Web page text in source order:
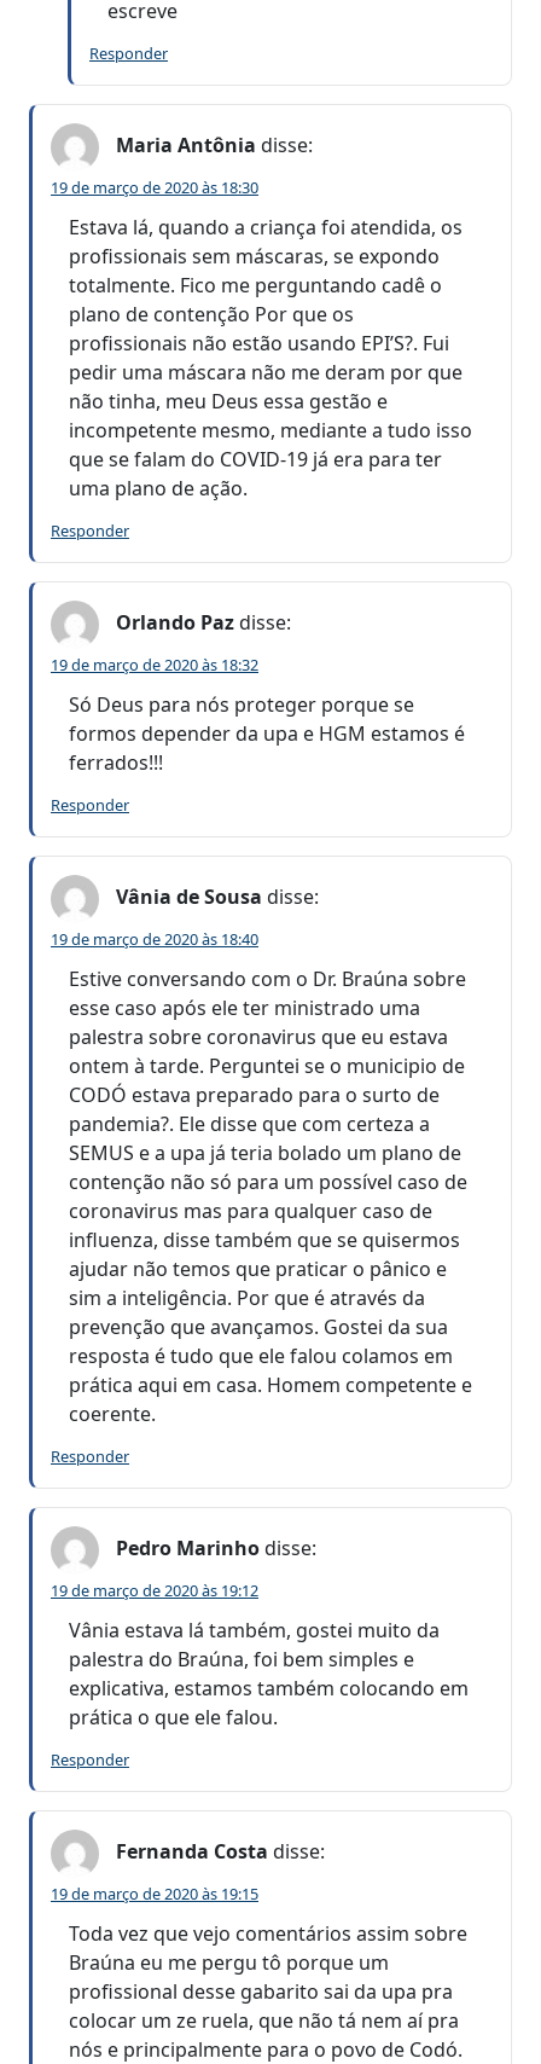
escreve
Responder
Maria Antônia disse:
19 de março de 2020 às 18:30
Estava lá, quando a criança foi atendida, os
profissionais sem máscaras, se expondo
totalmente. Fico me perguntando cadê o
plano de contenção Por que os
profissionais não estão usando EPI’S?. Fui
pedir uma máscara não me deram por que
não tinha, meu Deus essa gestão e
incompetente mesmo, mediante a tudo isso
que se falam do COVID-19 já era para ter
uma plano de ação.
Responder
Orlando Pazdisse:
19 de março de 2020 às 18:32
Só Deus para nós proteger porque se
formos depender da upa e HGM estamos é
ferrados!!!
Responder
Vânia de Sousa disse:
19 de março de 2020 às 18:40
Estive conversando com o Dr. Braúna sobre
esse caso após ele ter ministrado uma
palestra sobre coronavirus que eu estava
ontem à tarde. Perguntei se o municipio de
CODÓ estava preparado para o surto de
pandemia?. Ele disse que com certeza a
SEMUS e a upa já teria bolado um plano de
contenção não só para um possível caso de
coronavirus mas para qualquer caso de
influenza, disse também que se quisermos
ajudar não temos que praticar o pânico e
sim a inteligência. Por que é através da
prevenção que avançamos. Gostei da sua
resposta é tudo que ele falou colamos em
prática aqui em casa. Homem competente e
coerente.
Responder
Pedro Marinhodisse:
19 de março de 2020 às 19:12
Vânia estava lá também, gostei muito da
palestra do Braúna, foi bem simples e
explicativa, estamos também colocando em
prática o que ele falou.
Responder
Fernanda Costa disse:
19 de março de 2020 às 19:15
Toda vez que vejo comentários assim sobre
Braúna eu me pergu tô porque um
profissional desse gabarito sai da upa pra
colocar um ze ruela, que não tá nem aí pra
nós e principalmente para o povo de Codó.